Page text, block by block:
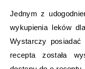
Jednym z
wykupienia leków
Wystarczy posiadać
recepta została